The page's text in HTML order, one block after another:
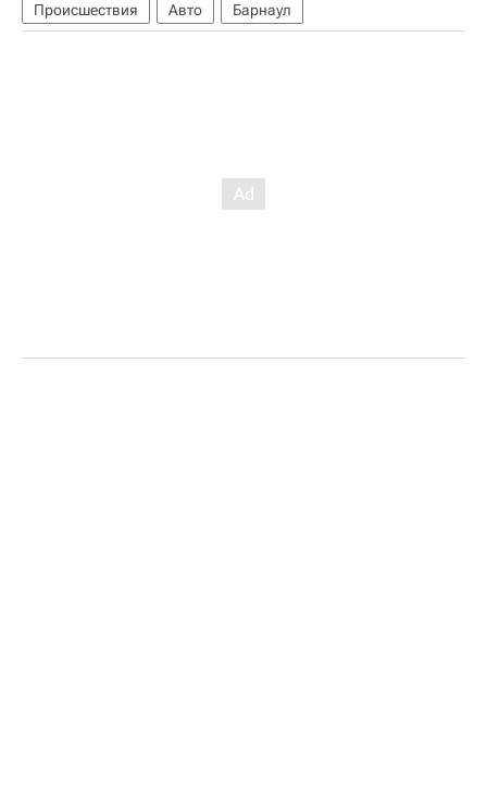
Происшествия Авто Барнаул